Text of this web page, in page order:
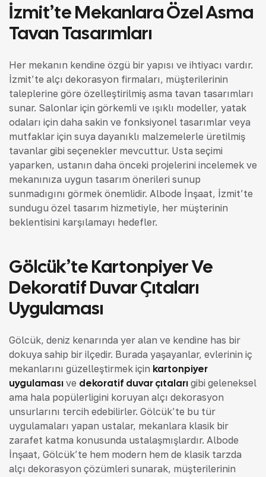
İzmit’te Mekanlara Özel Asma
Tavan Tasarımları
Her mekanın kendine özgü bir yapısı ve ihtiyacı vardır.
İzmit’te alçı dekorasyon firmaları, müşterilerinin
taleplerine göre özelleştirilmiş asma tavan tasarımları
sunar. Salonlar için görkemli ve ışıklı modeller, yatak
odaları için daha sakin ve fonksiyonel tasarımlar veya
mutfaklar için suya dayanıklı malzemelerle üretilmiş
tavanlar gibi seçenekler mevcuttur. Usta seçimi
yaparken, ustanın daha önceki projelerini incelemek ve
mekanınıza uygun tasarım önerileri sunup
sunmadığını görmek önemlidir. Albode İnşaat, İzmit’te
sunduğu özel tasarım hizmetiyle, her müşterinin
beklentisini karşılamayı hedefler.
Gölcük’te Kartonpiyer Ve
Dekoratif Duvar Çıtaları
Uygulaması
Gölcük, deniz kenarında yer alan ve kendine has bir
dokuya sahip bir ilçedir. Burada yaşayanlar, evlerinin iç
mekanlarını güzelleştirmek için kartonpiyer
uygulaması ve dekoratif duvar çıtaları gibi geleneksel
ama hala popülerliğini koruyan alçı dekorasyon
unsurlarını tercih edebilirler. Gölcük’te bu tür
uygulamaları yapan ustalar, mekanlara klasik bir
zarafet katma konusunda ustalaşmışlardır. Albode
İnşaat, Gölcük’te hem modern hem de klasik tarzda
alçı dekorasyon çözümleri sunarak, müşterilerinin